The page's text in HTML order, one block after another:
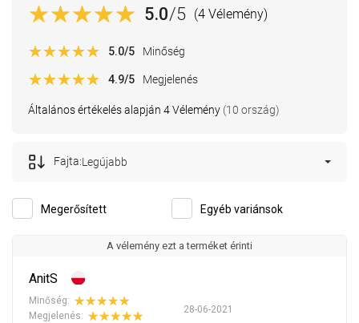
5.0/5 (4 Vélemény)
Általános értékelés alapján 4 Vélemény (10 ország)
5.0/5 Minőség
4.9/5 Megjelenés
Megerősített Egyéb variánsok
Fajta:Legújabb
A vélemény ezt a terméket érinti
AnitS
28-06-2021
Minőség:
Megjelenés: